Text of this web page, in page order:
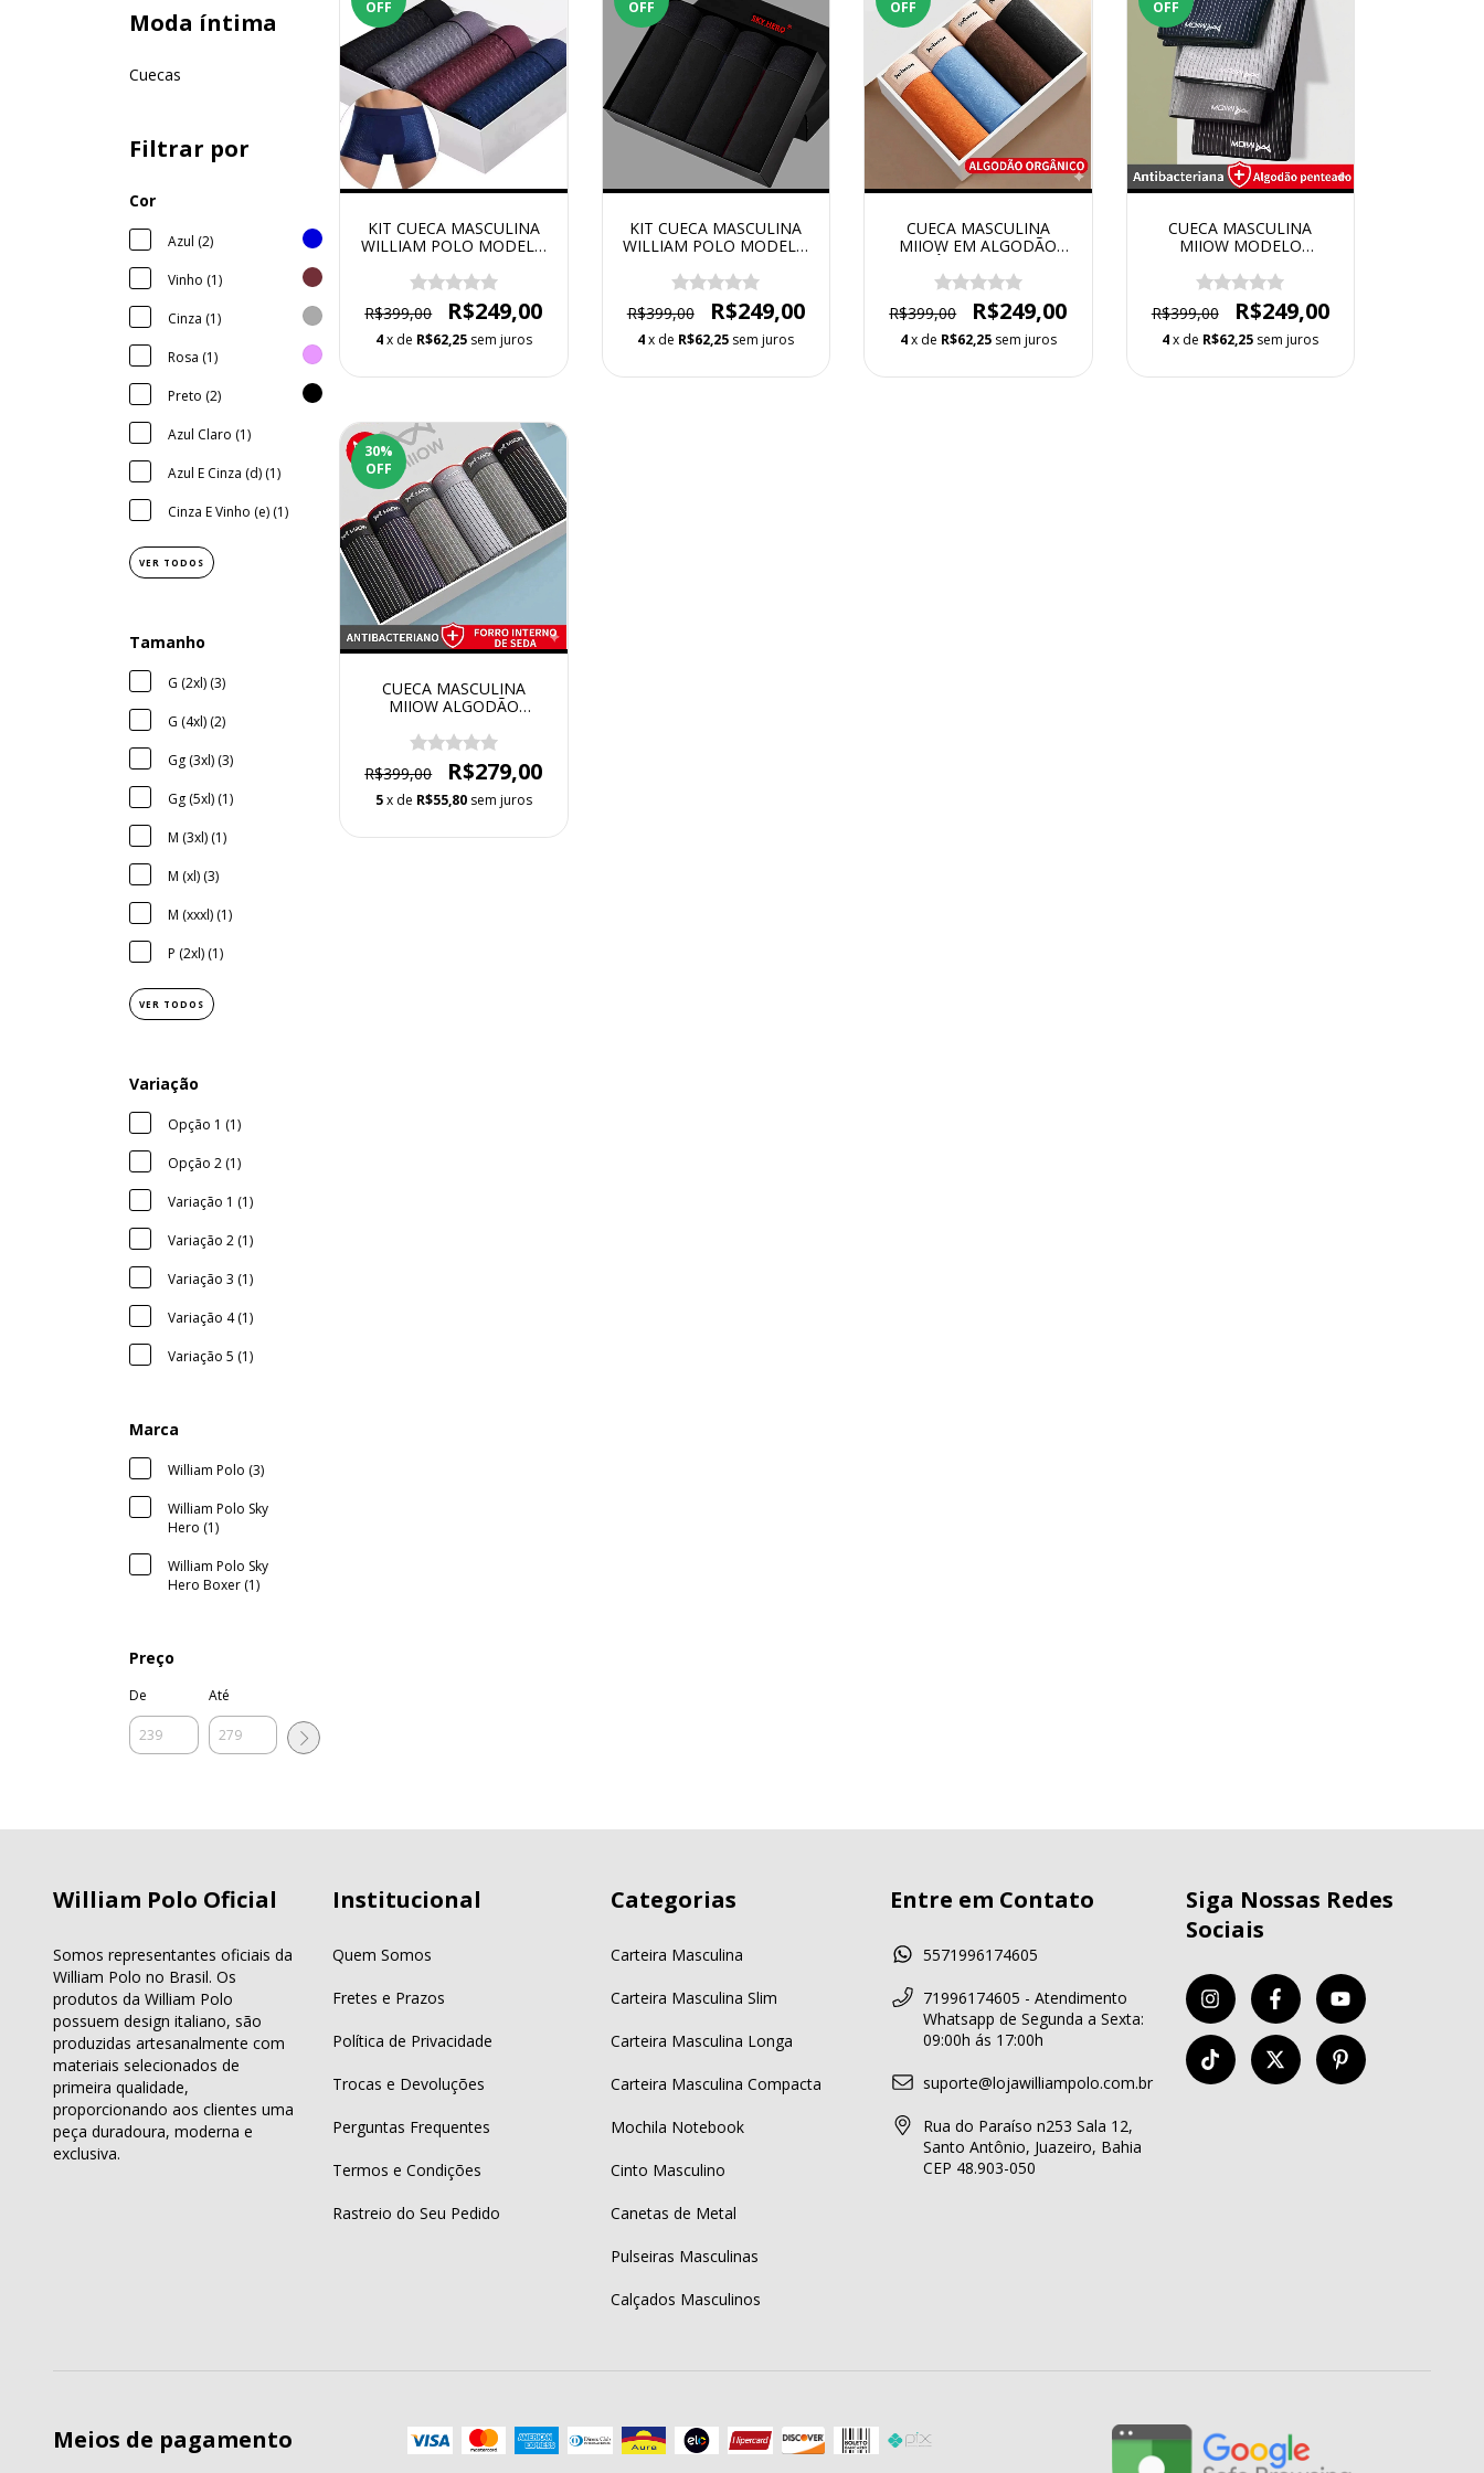
Moda íntima
Cuecas
Filtrar por
Cor
Azul (2)
Vinho (1)
Cinza (1)
Rosa (1)
Preto (2)
Azul Claro (1)
Azul E Cinza (d) (1)
Cinza E Vinho (e) (1)
VER TODOS
Tamanho
G (2xl) (3)
G (4xl) (2)
Gg (3xl) (3)
Gg (5xl) (1)
M (3xl) (1)
M (xl) (3)
M (xxxl) (1)
P (2xl) (1)
VER TODOS
Variação
Opção 1 (1)
Opção 2 (1)
Variação 1 (1)
Variação 2 (1)
Variação 3 (1)
Variação 4 (1)
Variação 5 (1)
Marca
William Polo (3)
William Polo Sky
Hero (1)
William Polo Sky
Hero Boxer (1)
Preço
De Até
OFF
KIT CUECA MASCULINA
WILLIAM POLO MODELO
R$399,00 R$249,00
4x de R$62,25 sem juros
OFF
KIT CUECA MASCULINA
WILLIAM POLO MODELO
R$399,00 R$249,00
4x de R$62,25 sem juros
OFF
CUECA MASCULINA
MIIOW EM ALGODÃO
FEATHER - KIT COM 4
UNIDADES
R$399,00 R$249,00
4x de R$62,25 sem juros
OFF
CUECA MASCULINA
MIIOW MODELO
UNIDADES
R$399,00
R$249,00
4x de R$62,25 sem juros
30%
OFF
CUECA MASCULINA
MIIOW ALGODÃO
COM 6 UNIDADES
R$399,00
R$279,00
5x de R$55,80 sem juros
William Polo Oficial
Somos representantes oficiais da
William Polo no Brasil. Os
produtos da William Polo
possuem design italiano, são
produzidas artesanalmente com
materiais selecionados de
primeira qualidade,
proporcionando aos clientes uma
peça duradoura, moderna e
exclusiva.
Institucional
Quem Somos
Fretes e Prazos
Política de Privacidade
Trocas e Devoluções
Perguntas Frequentes
Termos e Condições
Rastreio do Seu Pedido
Categorias
Carteira Masculina
Carteira Masculina Slim
Carteira Masculina Longa
Carteira Masculina Compacta
Mochila Notebook
Cinto Masculino
Canetas de Metal
Pulseiras Masculinas
Calçados Masculinos
Entre em Contato
5571996174605
71996174605 - Atendimento
Whatsapp de Segunda a Sexta:
09:00h ás 17:00h
suporte@lojawilliampolo.com.br
Rua do Paraíso n253 Sala 12,
Santo Antônio, Juazeiro, Bahia
CEP 48.903-050
Siga Nossas Redes
Sociais
Meios de pagamento